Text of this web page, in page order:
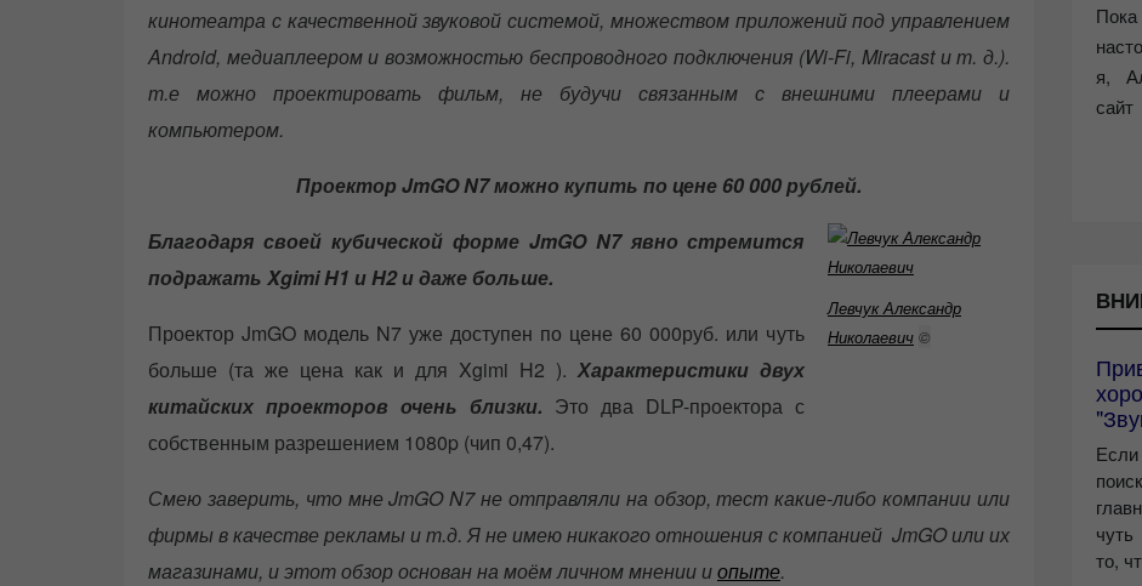
кинотеатра с качественной звуковой системой, множеством приложений под управлением
Android, медиаплеером и возможностью беспроводного подключения (Wi-Fi, Miracast и т. д.).
т.е можно проектировать фильм, не будучи связанным с внешними плеерами и
компьютером.
Проектор JmGO N7 можно купить по цене 60 000 рублей.
Левчук Александр
Николаевич ©
Благодаря своей кубической форме JmGO N7 явно стремится
подражать Xgimi H1 и H2 и даже больше.
Проектор JmGO модель N7 уже доступен по цене 60 000руб. или чуть
больше (та же цена как и для Xgimi H2 ).Характеристики двух
китайских проекторов очень близки. Это два DLP-проектора с
собственным разрешением 1080p (чип 0,47).
Смею заверить, что мне JmGO N7 не отправляли на обзор, тест какие-либо компании или
фирмы в качестве рекламы и т.д. Я не имею никакого отношения с компанией JmGO или их
магазинами, и этот обзор основан на моём личном мнении иопыте.
я,
то,